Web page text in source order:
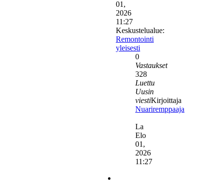
01,
2026
11:27
Keskustelualue:
Remontointi
yleisesti
0
Vastaukset
328
Luettu
Uusin
viestiKirjoittaja
Nuariremppaaja
uusin
viesti
La
Elo
01,
2026
11:27